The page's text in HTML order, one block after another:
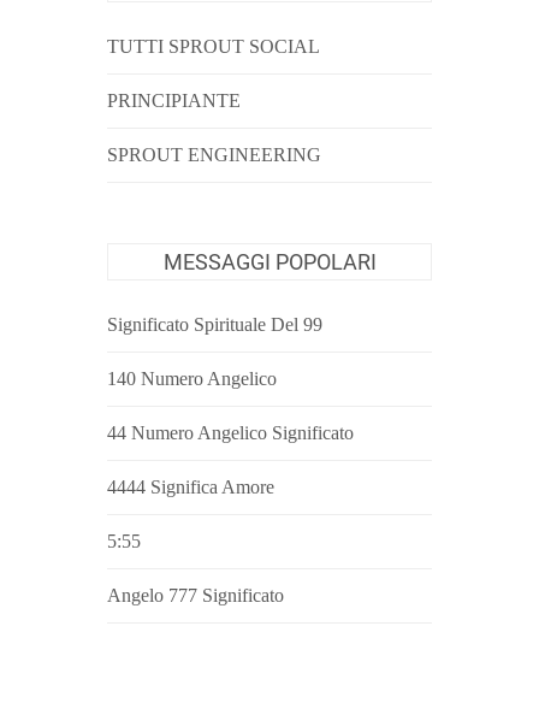
TUTTI SPROUT SOCIAL
PRINCIPIANTE
SPROUT ENGINEERING
MESSAGGI POPOLARI
Significato Spirituale Del 99
140 Numero Angelico
44 Numero Angelico Significato
4444 Significa Amore
5:55
Angelo 777 Significato